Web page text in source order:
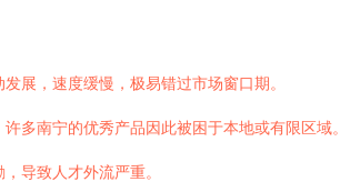
展，速度缓慢，极易错过市场窗口期。
多南宁的优秀产品因此被困于本地或有限区域。
导致人才外流严重。